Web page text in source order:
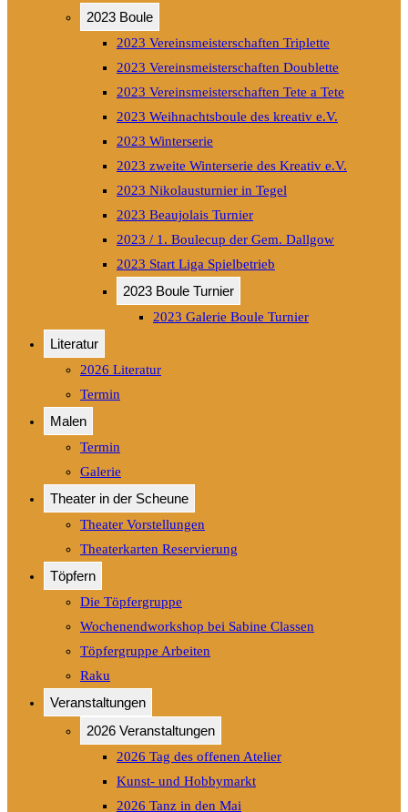
2023 Boule
2023 Vereinsmeisterschaften Triplette
2023 Vereinsmeisterschaften Doublette
2023 Vereinsmeisterschaften Tete a Tete
2023 Weihnachtsboule des kreativ e.V.
2023 Winterserie
2023 zweite Winterserie des Kreativ e.V.
2023 Nikolausturnier in Tegel
2023 Beaujolais Turnier
2023 / 1. Boulecup der Gem. Dallgow
2023 Start Liga Spielbetrieb
2023 Boule Turnier
2023 Galerie Boule Turnier
Literatur
2026 Literatur
Termin
Malen
Termin
Galerie
Theater in der Scheune
Theater Vorstellungen
Theaterkarten Reservierung
Töpfern
Die Töpfergruppe
Wochenendworkshop bei Sabine Classen
Töpfergruppe Arbeiten
Raku
Veranstaltungen
2026 Veranstaltungen
2026 Tag des offenen Atelier
Kunst- und Hobbymarkt
2026 Tanz in den Mai